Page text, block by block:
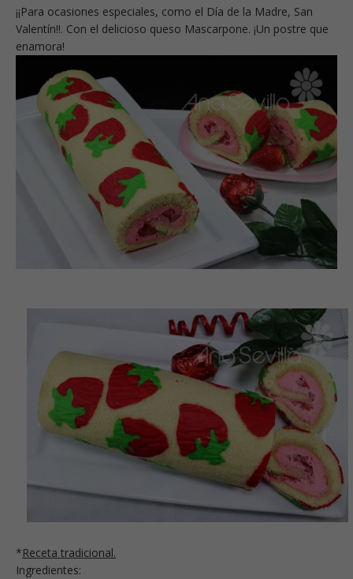
¡¡Para ocasiones especiales, como el Día de la Madre, San
Valentín!!. Con el delicioso queso Mascarpone. ¡Un postre que
enamora!
*Receta tradicional.
Ingredientes: